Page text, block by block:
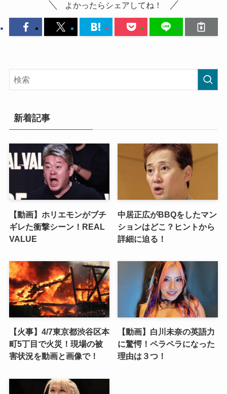
よかったらシェアしてね！
新着記事
【動画】ホリエモンがブチ
ギレた衝撃シーン！REAL
VALUE
中居正広がBBQをしたマン
ションはどこ？ヒントから
詳細に迫る！
【火事】4/7東京都渋谷区本
町5丁目で火災！現場の被
害状況を動画と画像で！
【動画】白川未奈の英語力
に驚愕！ペラペラになった
理由は３つ！